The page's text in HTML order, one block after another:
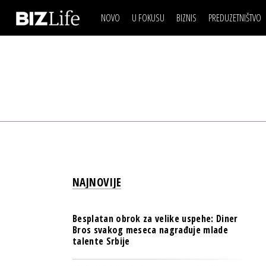
NOVO U FOKUSU BIZNIS
ESG & ENERGY
PULS REGIONA
PREDUZETNIŠTVO
IZJAVA DANABIZNIS SCENA
NOVO NA RAFU
NAJNOVIJE
Besplatan obrok za velike uspehe: Diner
Bros svakog meseca nagrađuje mlade
talente Srbije